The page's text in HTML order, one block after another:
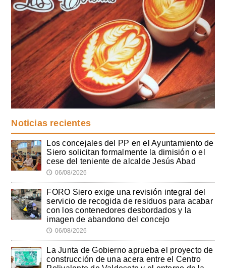
Noticias recientes
Los concejales del PP en el Ayuntamiento de
Siero solicitan formalmente la dimisión o el
cese del teniente de alcalde Jesús Abad
🕔 06/08/2026
FORO Siero exige una revisión integral del
servicio de recogida de residuos para acabar
con los contenedores desbordados y la
imagen de abandono del concejo
🕔 06/08/2026
La Junta de Gobierno aprueba el proyecto de
construcción de una acera entre el Centro